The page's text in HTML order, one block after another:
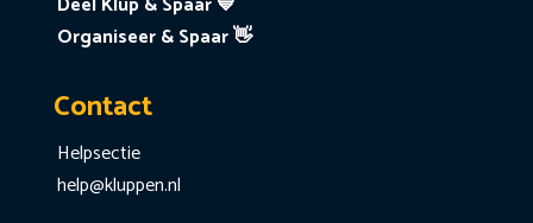
Organiseer & Spaar 👋
Contact
Helpsectie
help@kluppen.nl